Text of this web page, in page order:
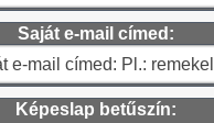
Saját e-mail címed:
Képeslap betűszín: